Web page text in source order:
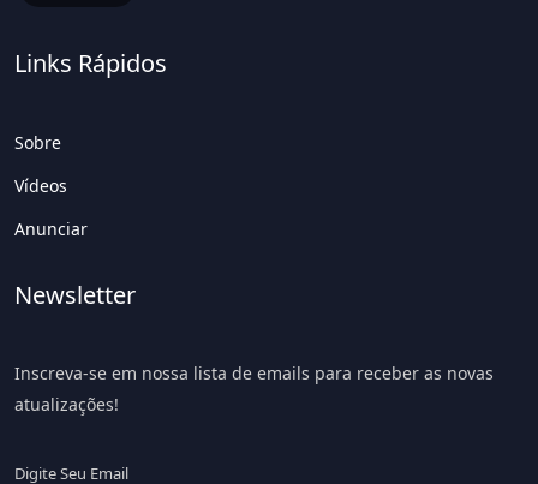
Links Rápidos
Sobre
Vídeos
Anunciar
Newsletter
Inscreva-se em nossa lista de emails para receber as novas
atualizações!